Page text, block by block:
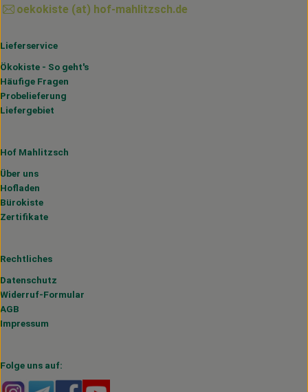
oekokiste (at) hof-mahlitzsch.de
Lieferservice
Ökokiste - So geht's
Häufige Fragen
Probelieferung
Liefergebiet
Hof Mahlitzsch
Über uns
Hofladen
Bürokiste
Zertifikate
Rechtliches
Datenschutz
Widerruf-Formular
AGB
Impressum
Folge uns auf:
Externer Link zu https://www.instagram.com/
Externer Link zu https://t.me/s/hofmahlitzsch
Externer Link zu https://www.facebook.com/